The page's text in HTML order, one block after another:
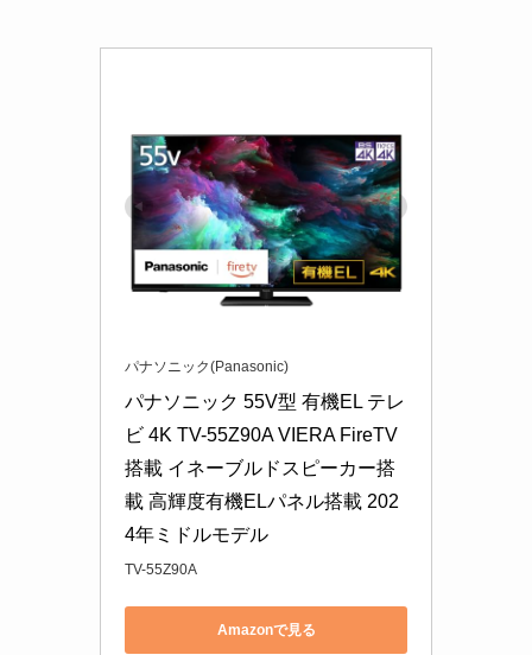
パナソニック(Panasonic)
パナソニック 55V型 有機EL テレ
ビ 4K TV-55Z90A VIERA FireTV
搭載 イネーブルドスピーカー搭
載 高輝度有機ELパネル搭載 202
4年ミドルモデル
TV-55Z90A
Amazonで見る